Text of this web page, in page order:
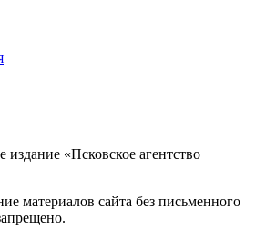
издание «Псковское агентство
материалов сайта без письменного